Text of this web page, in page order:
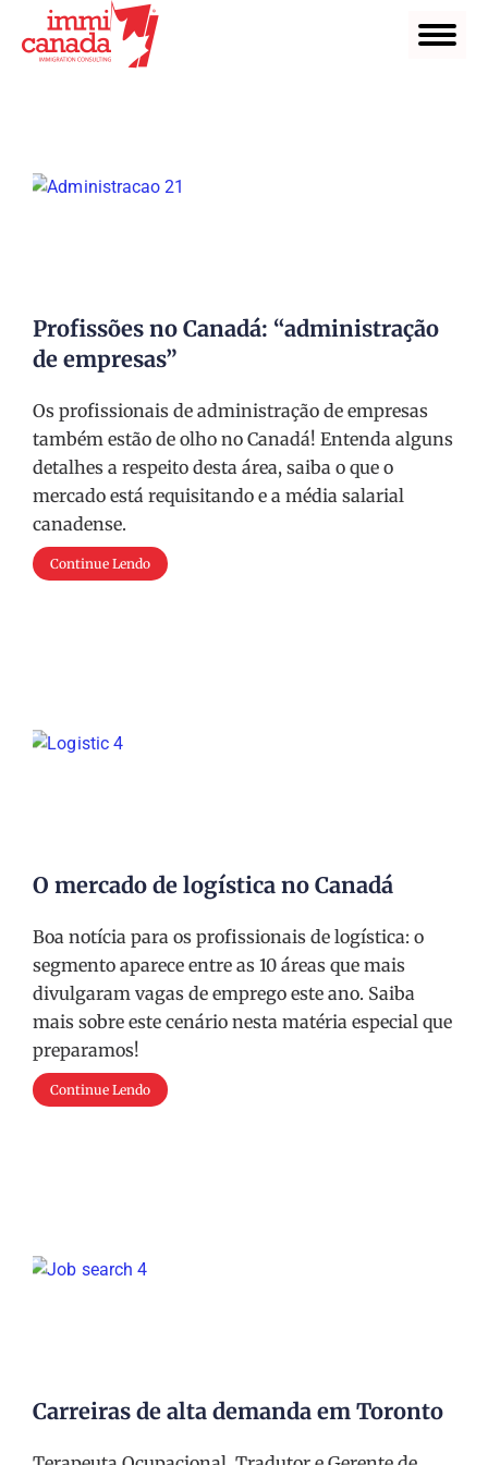
Profissões no Canadá: “administração
de empresas”
Os profissionais de administração de empresas
também estão de olho no Canadá! Entenda alguns
detalhes a respeito desta área, saiba o que o
mercado está requisitando e a média salarial
canadense.
Continue Lendo
O mercado de logística no Canadá
Boa notícia para os profissionais de logística: o
segmento aparece entre as 10 áreas que mais
divulgaram vagas de emprego este ano. Saiba
mais sobre este cenário nesta matéria especial que
preparamos!
Continue Lendo
Carreiras de alta demanda em Toronto